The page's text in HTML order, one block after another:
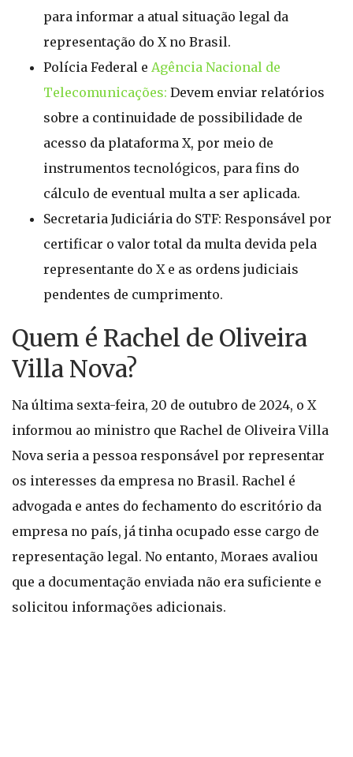
para informar a atual situação legal da
representação do X no Brasil.
Polícia Federal e Agência Nacional de
Telecomunicações: Devem enviar relatórios
sobre a continuidade de possibilidade de
acesso da plataforma X, por meio de
instrumentos tecnológicos, para fins do
cálculo de eventual multa a ser aplicada.
Secretaria Judiciária do STF: Responsável por
certificar o valor total da multa devida pela
representante do X e as ordens judiciais
pendentes de cumprimento.
Quem é Rachel de Oliveira
Villa Nova?
Na última sexta-feira, 20 de outubro de 2024, o X
informou ao ministro que Rachel de Oliveira Villa
Nova seria a pessoa responsável por representar
os interesses da empresa no Brasil. Rachel é
advogada e antes do fechamento do escritório da
empresa no país, já tinha ocupado esse cargo de
representação legal. No entanto, Moraes avaliou
que a documentação enviada não era suficiente e
solicitou informações adicionais.